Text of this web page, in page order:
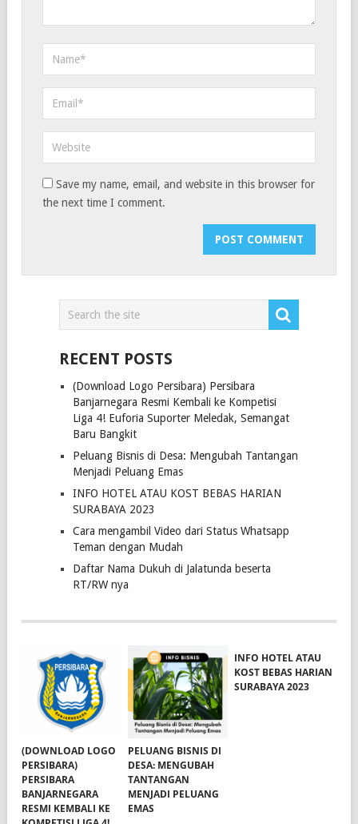
Save my name, email, and website in this browser for
the next time I comment.
RECENT POSTS
(Download Logo Persibara) Persibara
Banjarnegara Resmi Kembali ke Kompetisi
Liga 4! Euforia Suporter Meledak, Semangat
Baru Bangkit
Peluang Bisnis di Desa: Mengubah Tantangan
Menjadi Peluang Emas
INFO HOTEL ATAU KOST BEBAS HARIAN
SURABAYA 2023
Cara mengambil Video dari Status Whatsapp
Teman dengan Mudah
Daftar Nama Dukuh di Jalatunda beserta
RT/RW nya
(DOWNLOAD LOGO
PERSIBARA)
PERSIBARA
BANJARNEGARA
RESMI KEMBALI KE
PELUANG BISNIS DI
DESA: MENGUBAH
TANTANGAN
MENJADI PELUANG
EMAS
INFO HOTEL ATAU
KOST BEBAS HARIAN
SURABAYA 2023